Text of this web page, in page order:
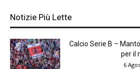
Notizie Più Lette
Calcio Serie B –
per il
6